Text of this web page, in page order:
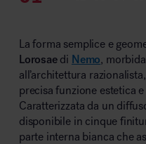
La forma semplice e
Lorosaedi Nemo,
all’architettura
precisa funzione estetica
Caratterizzata da un
disponibile in cinque
parte interna bianca che